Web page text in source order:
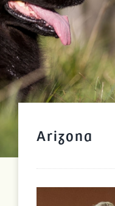
Arizona